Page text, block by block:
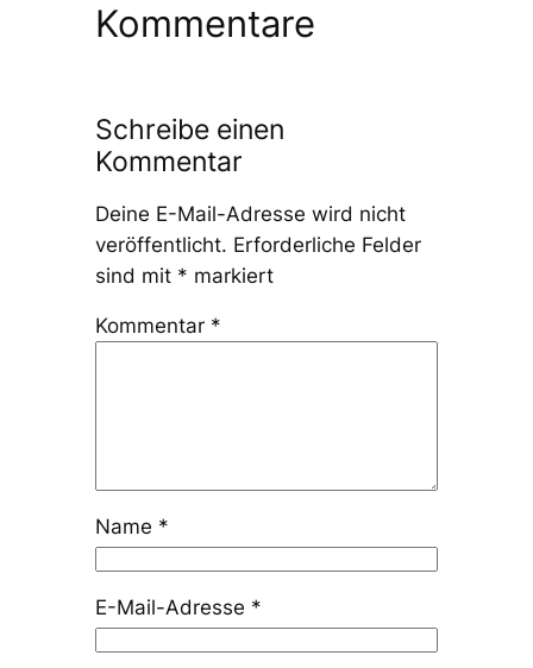
Kommentare
Schreibe einen
Kommentar
Deine E-Mail-Adresse wird nicht
veröffentlicht. Erforderliche Felder
sind mit * markiert
Kommentar *
Name *
E-Mail-Adresse *